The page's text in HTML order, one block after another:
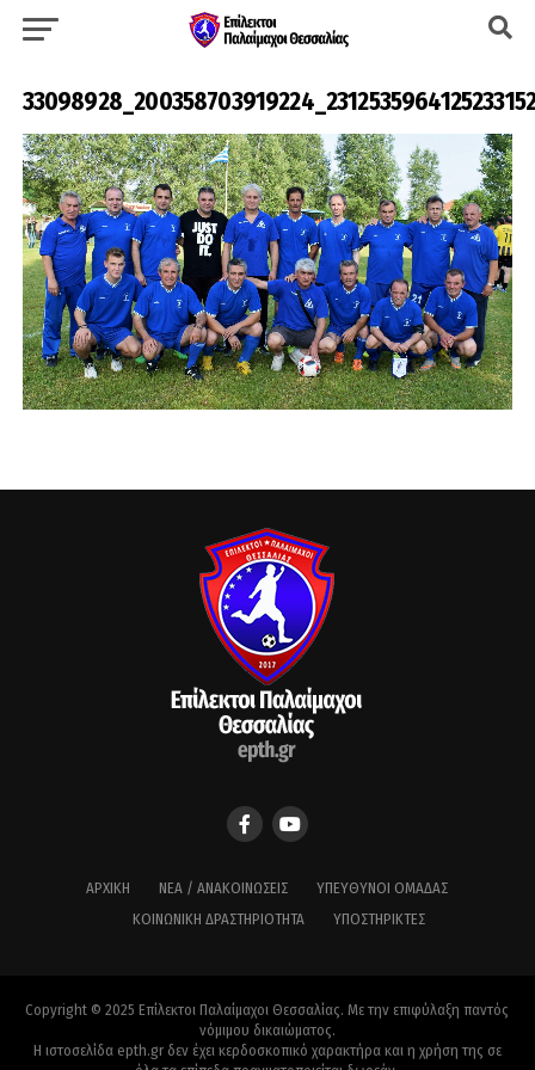
ΑΡΧΙΚΉ ΝΈΑ / ΑΝΑΚΟΙΝΏΣΕΙΣ
ΥΠΕΎΘΥΝΟΙ ΟΜΆΔΑΣ
ΚΟΙΝΩΝΙΚΉ ΔΡΑΣΤΗΡΙΌΤΗΤΑ
ΥΠΟΣΤΗΡΙΚΤΈΣ
Copyright © 2025 Επίλεκτοι Παλαίμαχοι Θεσσαλίας. Με την επιφύλαξη παντός
νόμιμου δικαιώματος.
Η ιστοσελίδα epth.gr δεν έχει κερδοσκοπικό χαρακτήρα και η χρήση της σε